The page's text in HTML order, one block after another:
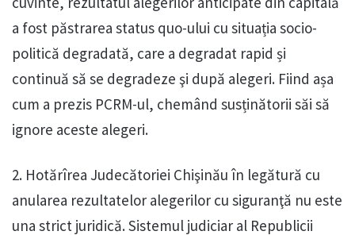
a fost păstrarea status quo-ului cu situația socio-
politică degradată, care a degradat rapid și
continuă să se degradeze şi după alegeri. Fiind așa
cum a prezis PCRM-ul, chemând susținătorii săi să
ignore aceste alegeri.
2. Hotărîrea Judecătoriei Chişinău în legătură cu
anularea rezultatelor alegerilor cu siguranţă nu este
una strict juridică. Sistemul judiciar al Republicii